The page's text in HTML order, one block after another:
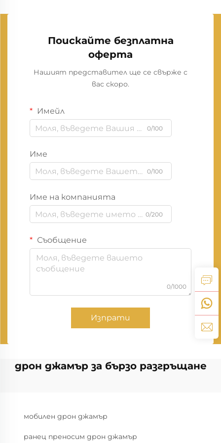
Поискайте безплатна
оферта
Нашият представител ще се свърже с
вас скоро.
Имейл
0/100
Име
0/100
Име на компанията
0/200
Съобщение
0/1000
Изпрати
дрон джамър за бързо разгръщане
мобилен дрон джамър
ранец преносим дрон джамър